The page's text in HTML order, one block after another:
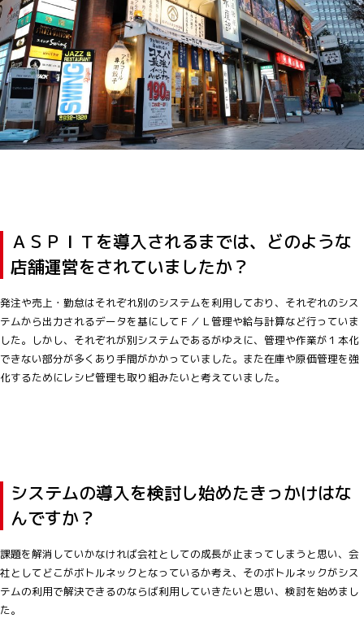
ＡＳＰＩＴを導入されるまでは、どのような
店舗運営をされていましたか？
発注や売上・勤怠はそれぞれ別のシステムを利用しており、それぞれのシス
テムから出力されるデータを基にしてＦ／Ｌ管理や給与計算など行っていま
した。しかし、それぞれが別システムであるがゆえに、管理や作業が１本化
できない部分が多くあり手間がかかっていました。また在庫や原価管理を強
化するためにレシピ管理も取り組みたいと考えていました。
システムの導入を検討し始めたきっかけはな
んですか？
課題を解消していかなければ会社としての成長が止まってしまうと思い、会
社としてどこがボトルネックとなっているか考え、そのボトルネックがシス
テムの利用で解決できるのならば利用していきたいと思い、検討を始めまし
た。